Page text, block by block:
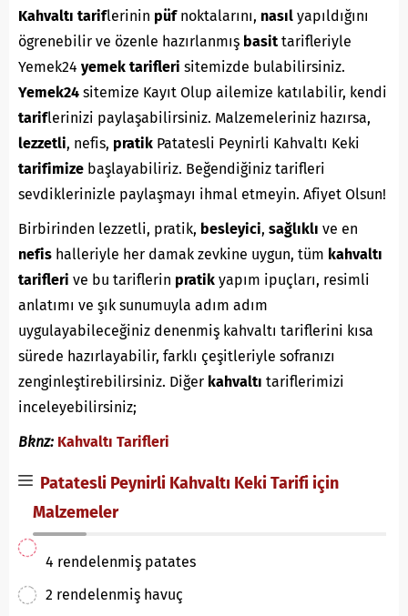
Kahvaltı tariflerinin püfnoktalarını, nasıl yapıldığını
ögrenebilir ve özenle hazırlanmış basittarifleriyle
Yemek24 yemek tarifleri sitemizde bulabilirsiniz.
Yemek24 sitemize Kayıt Olup ailemize katılabilir, kendi
tariflerinizi paylaşabilirsiniz. Malzemeleriniz hazırsa,
lezzetli, nefis, pratik Patatesli Peynirli Kahvaltı Keki
tarifimize başlayabiliriz. Beğendiğiniz tarifleri
sevdiklerinizle paylaşmayı ihmal etmeyin. Afiyet Olsun!
Birbirinden lezzetli, pratik, besleyici, sağlıklı ve en
nefis halleriyle her damak zevkine uygun, tüm kahvaltı
tarifleri ve bu tariflerin pratik yapım ipuçları, resimli
anlatımı ve şık sunumuyla adım adım
uygulayabileceğiniz denenmiş kahvaltı tariflerini kısa
sürede hazırlayabilir, farklı çeşitleriyle sofranızı
zenginleştirebilirsiniz. Diğer kahvaltı tariflerimizi
inceleyebilirsiniz;
Bknz: Kahvaltı Tarifleri
Patatesli Peynirli Kahvaltı Keki Tarifi için
Malzemeler
4 rendelenmiş patates
2 rendelenmiş havuç